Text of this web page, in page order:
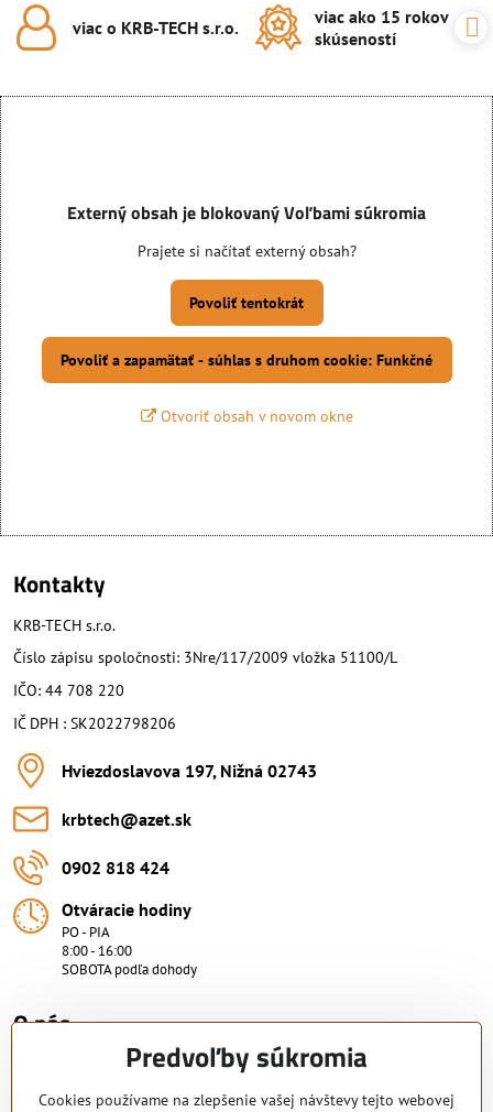
viac o KRB-TECH s​.r​.o​.
viac ako 15 rokov
skúseností
Externý obsah je blokovaný Voľbami súkromia
Prajete si načítať externý obsah?
Povoliť tentokrát
Povoliť a zapamätať - súhlas s druhom cookie: Funkčné
Otvoriť obsah v novom okne
Kontakty
KRB-TECH s.r.o.
Číslo zápisu spoločnosti: 3Nre/117/2009 vložka 51100/L
IČO: 44 708 220
IČ DPH : SK2022798206
Hviezdoslavova 197, Nižná 02743
krbtech​@azet​.sk
0902 818 424
Otváracie hodiny
PO - PIA
8:00 - 16:00
SOBOTA podľa dohody
O nás.
Viac ako 15 rokov skúsenosti.
Nakupujte od overeného predajcu s certifikovaným servisným
Predvoľby súkromia
Cookies používame na zlepšenie vašej návštevy tejto webovej